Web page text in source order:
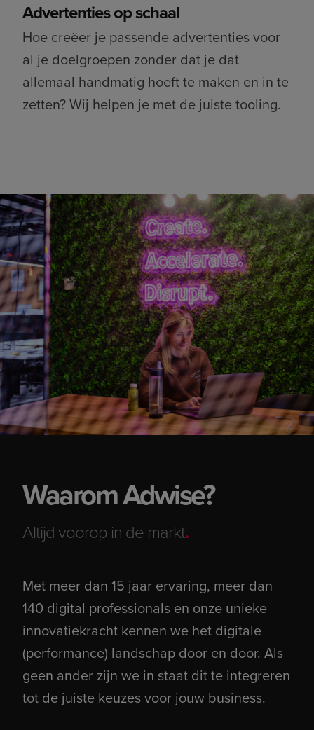
Advertenties op schaal
Hoe creëer je passende advertenties voor
al je doelgroepen zonder dat je dat
allemaal handmatig hoeft te maken en in te
zetten? Wij helpen je met de juiste tooling.
Waarom Adwise?
Altijd voorop in de markt.
Met meer dan 15 jaar ervaring, meer dan
140 digital professionals en onze unieke
innovatiekracht kennen we het digitale
(performance) landschap door en door. Als
geen ander zijn we in staat dit te integreren
tot de juiste keuzes voor jouw business.